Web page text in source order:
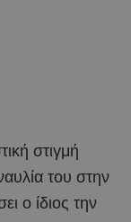
στιγμή
του στην
ο ίδιος την